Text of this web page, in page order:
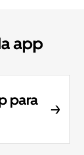
app
para